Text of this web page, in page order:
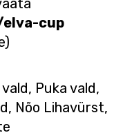
cup
Puka vald,
Nõo Lihavürst,